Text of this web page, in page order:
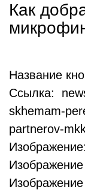
Как
Название
Ссылка:
skhemam-
partnerov-